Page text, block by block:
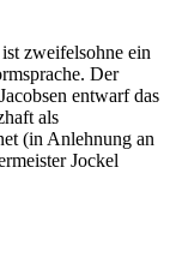
zweifelsohne ein
Der
entwarf das
als
(in Anlehnung an
Jockel